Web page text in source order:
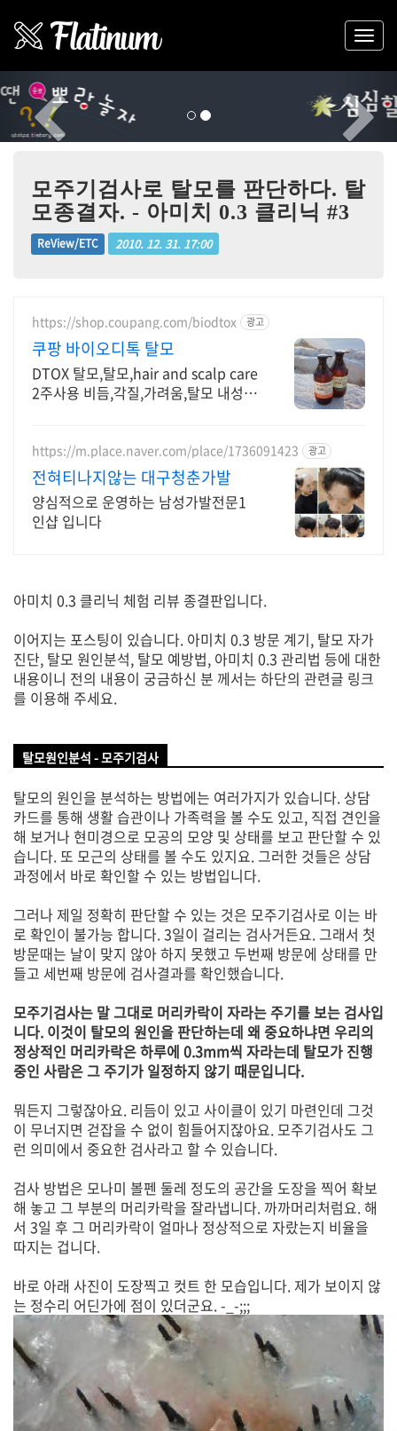
Previous
모주기검사로 탈모를 판단하다. 탈
모종결자. - 아미치 0.3 클리닉 #3
ReView/ETC 2010. 12. 31. 17:00
https://shop.coupang.com/biodtox 광고
쿠팡 바이오디톡 탈모
DTOX 탈모,탈모,hair and scalp care
2주사용 비듬,각질,가려움,탈모 내성완
https://m.place.naver.com/place/1736091423 광고
전혀티나지않는 대구청춘가발
양심적으로 운영하는 남성가발전문1
인샵 입니다
아미치 0.3 클리닉 체험 리뷰 종결판입니다.
이어지는 포스팅이 있습니다. 아미치 0.3 방문 계기, 탈모 자가
진단, 탈모 원인분석, 탈모 예방법, 아미치 0.3 관리법 등에 대한
내용이니 전의 내용이 궁금하신 분 께서는 하단의 관련글 링크
를 이용해 주세요.
탈모원인분석 - 모주기검사
탈모의 원인을 분석하는 방법에는 여러가지가 있습니다. 상담
카드를 통해 생활 습관이나 가족력을 볼 수도 있고, 직접 견인을
해 보거나 현미경으로 모공의 모양 및 상태를 보고 판단할 수 있
습니다. 또 모근의 상태를 볼 수도 있지요. 그러한 것들은 상담
과정에서 바로 확인할 수 있는 방법입니다.
그러나 제일 정확히 판단할 수 있는 것은 모주기검사로 이는 바
로 확인이 불가능 합니다. 3일이 걸리는 검사거든요. 그래서 첫
방문때는 날이 맞지 않아 하지 못했고 두번째 방문에 상태를 만
들고 세번째 방문에 검사결과를 확인했습니다.
모주기검사는 말 그대로 머리카락이 자라는 주기를 보는 검사입
니다. 이것이 탈모의 원인을 판단하는데 왜 중요하냐면 우리의
정상적인 머리카락은 하루에 0.3mm씩 자라는데 탈모가 진행
중인 사람은 그 주기가 일정하지 않기 때문입니다.
뭐든지 그렇잖아요. 리듬이 있고 사이클이 있기 마련인데 그것
이 무너지면 걷잡을 수 없이 힘들어지잖아요. 모주기검사도 그
런 의미에서 중요한 검사라고 할 수 있습니다.
검사 방법은 모나미 볼펜 둘레 정도의 공간을 도장을 찍어 확보
해 놓고 그 부분의 머리카락을 잘라냅니다. 까까머리처럼요. 해
서 3일 후 그 머리카락이 얼마나 정상적으로 자랐는지 비율을
따지는 겁니다.
바로 아래 사진이 도장찍고 컷트 한 모습입니다. 제가 보이지 않
는 정수리 어딘가에 점이 있더군요. -_-;;;